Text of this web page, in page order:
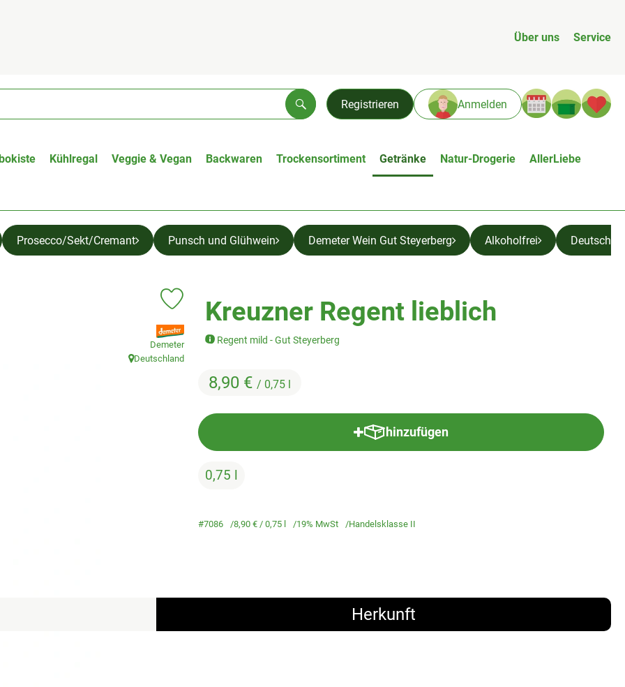
Über uns Service
Registrieren Anmelden
Suchen
Kühlregal Veggie & Vegan Backwaren Trockensortiment Getränke Natur-Drogerie AllerLiebe
Prosecco/Sekt/Cremant Punsch und Glühwein Demeter Wein Gut Steyerberg Alkoholfrei
Kreuzner Regent lieblich
Regent mild - Gut Steyerberg
8,90 € / 0,75 l
Produkt zu Favouriten hinzufügen
, Verband:
Demeter
, Herkunft:
Deutschland
hinzufügen
Produkt zum Warenkorb hinzufügen
0,75 l
#7086 8,90 € / 0,75 l 19% MwSt Handelsklasse II
Herkunft